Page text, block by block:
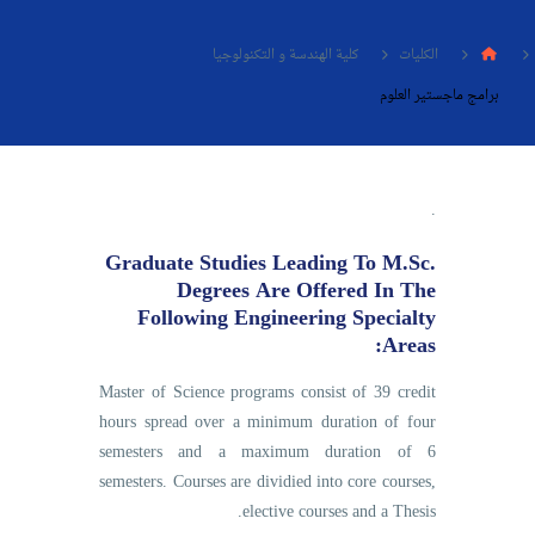
الحياة بالأكاديمية
المعاهد المجمعات
الكليات
كلية الهندسة و التكنولوجيا
برامج ماجستير العلوم
.
Graduate Studies Leading To M.Sc.
Degrees Are Offered In The
Following Engineering Specialty
Areas:
Master of Science programs consist of 39 credit
hours spread over a minimum duration of four
semesters and a maximum duration of 6
semesters. Courses are dividied into core courses,
elective courses and a Thesis.